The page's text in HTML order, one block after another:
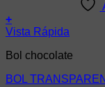
+
Vista Rápida
Bol chocolate
BOL